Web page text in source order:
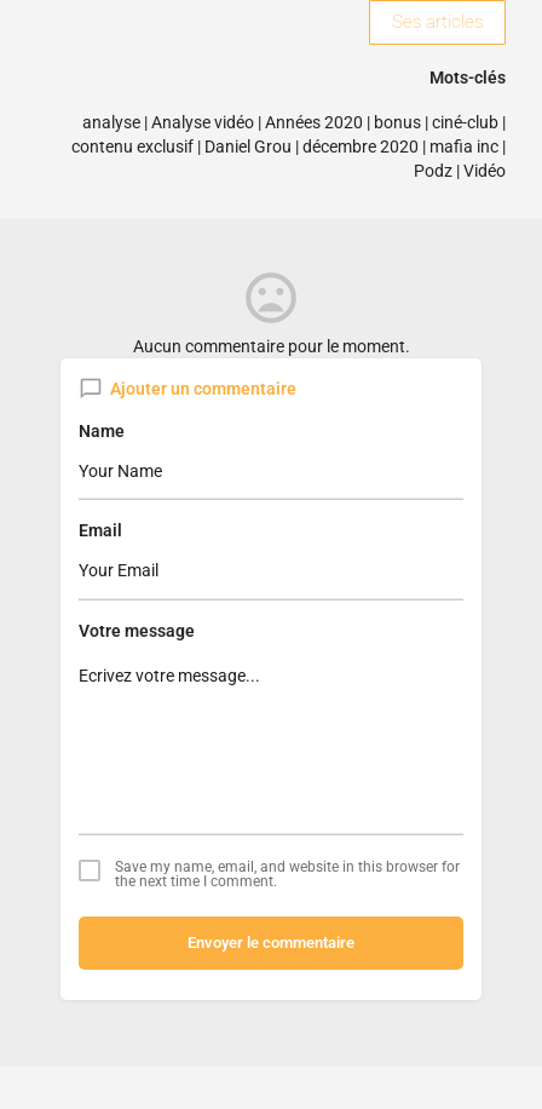
Ses articles
Mots-clés
analyse |Analyse vidéo |Années 2020 | bonus |ciné-club |
contenu exclusif | Daniel Grou |décembre 2020 | mafia inc |
Podz |Vidéo
Aucun commentaire pour le moment.
Ajouter un commentaire
Name
Email
Votre message
Save my name, email, and website in this browser for
the next time I comment.
Envoyer le commentaire